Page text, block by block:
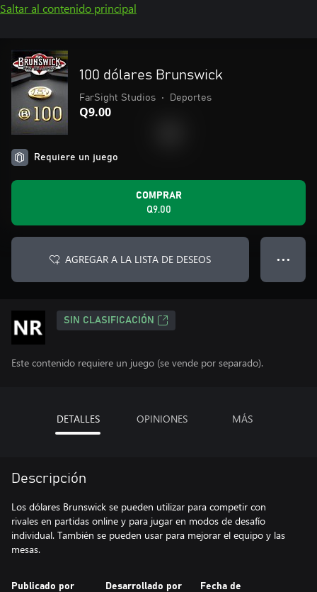
Saltar al contenido principal
100 dólares Brunswick
FarSight Studios • Deportes
Q9.00
Requiere un juego
COMPRAR
Q9.00
AGREGAR A LA LISTA DE DESEOS ● ● ●
SIN CLASIFICACIÓN
Este contenido requiere un juego (se vende por separado).
DETALLES OPINIONES MÁS
Descripción
Los dólares Brunswick se pueden utilizar para competir con
rivales en partidas online y para jugar en modos de desafío
individual. También se pueden usar para mejorar el equipo y las
mesas.
Publicado por Desarrollado por
Fecha de